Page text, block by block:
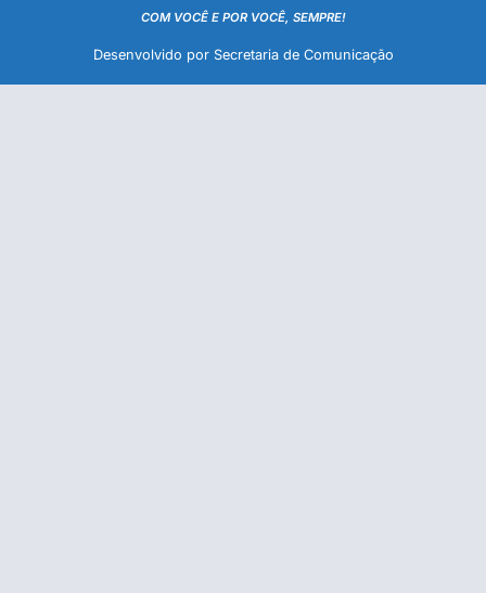
COM VOCÊ E POR VOCÊ, SEMPRE!
Desenvolvido por Secretaria de Comunicação